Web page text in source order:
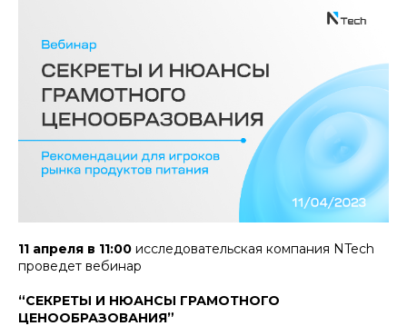
11 апреля в 11:00 исследовательская компания NTech
проведет вебинар
“СЕКРЕТЫ И НЮАНСЫ ГРАМОТНОГО
ЦЕНООБРАЗОВАНИЯ”